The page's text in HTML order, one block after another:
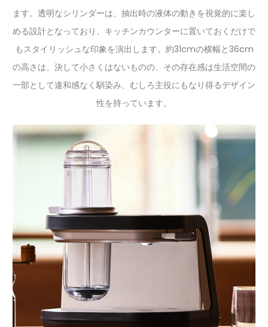
ます。透明なシリンダーは、抽出時の液体の動きを視覚的に楽し
める設計となっており、キッチンカウンターに置いておくだけで
もスタイリッシュな印象を演出します。約31cmの横幅と36cm
の高さは、決して小さくはないものの、その存在感は生活空間の
一部として違和感なく馴染み、むしろ主役にもなり得るデザイン
性を持っています。